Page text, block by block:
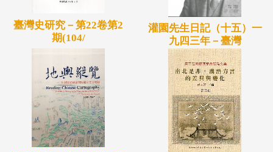
臺灣史研究－第22卷第2
期(104/
灌園先生日記（十五）一
九四三年－臺灣